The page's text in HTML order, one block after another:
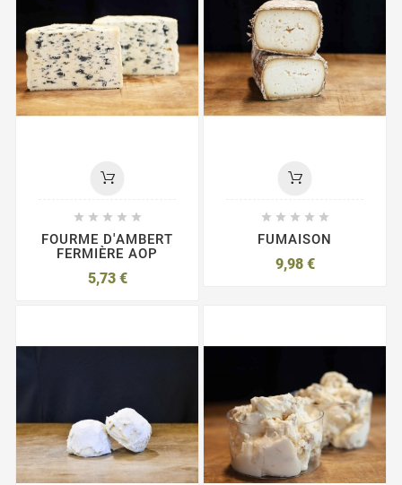
    
FOURME D'AMBERT
FERMIÈRE AOP
5,73 €
    
FUMAISON
9,98 €